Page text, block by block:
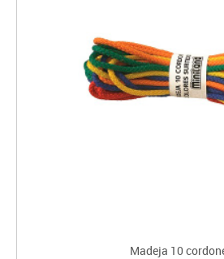
Madeja 10